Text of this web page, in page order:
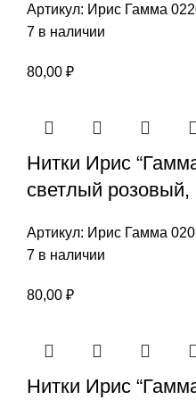
Артикул: Ирис Гамма
7 в наличии
80,00 ₽
Нитки Ирис
светлый розовый,
Артикул: Ирис Гамма
7 в наличии
80,00 ₽
Нитки Ирис